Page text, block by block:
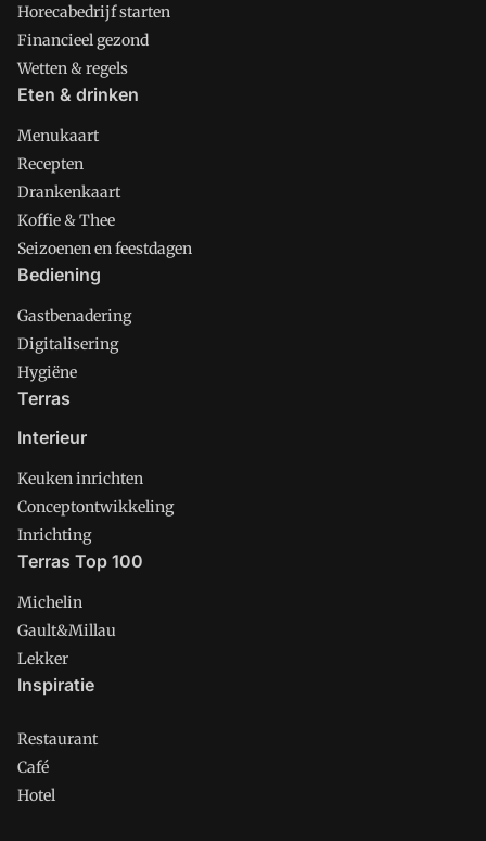
Horecabedrijf starten
Financieel gezond
Wetten & regels
Eten & drinken
Menukaart
Recepten
Drankenkaart
Koffie & Thee
Seizoenen en feestdagen
Bediening
Gastbenadering
Digitalisering
Hygiëne
Terras
Interieur
Keuken inrichten
Conceptontwikkeling
Inrichting
Terras Top 100
Michelin
Gault&Millau
Lekker
Inspiratie
Restaurant
Café
Hotel